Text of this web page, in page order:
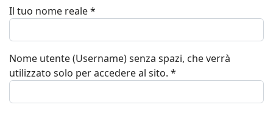
Il tuo nome reale*
Nome utente (Username) senza spazi, che verrà
utilizzato solo per accedere al sito. *